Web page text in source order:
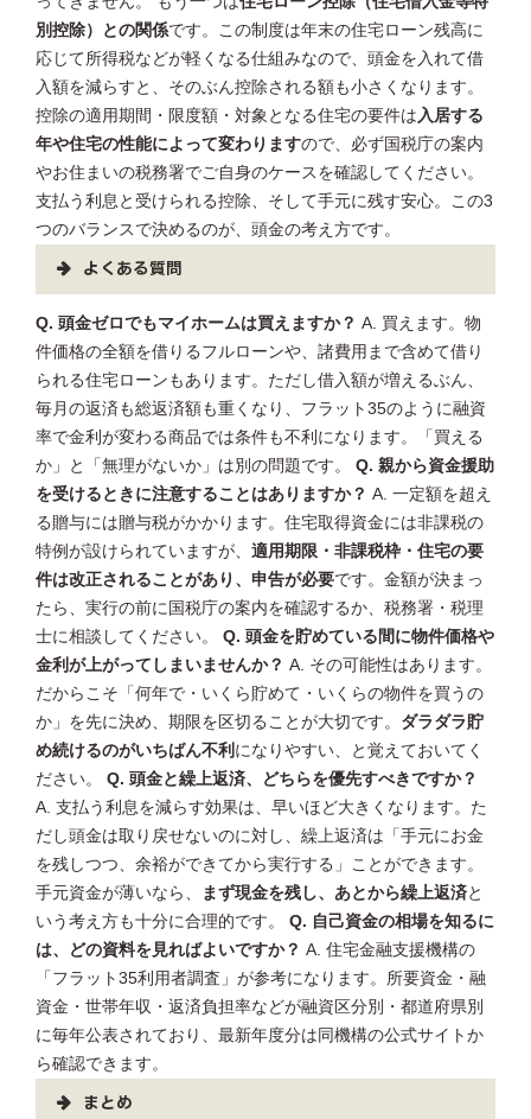
別控除）との関係です。この制度は年末の住宅ローン残高に
応じて所得税などが軽くなる仕組みなので、頭金を入れて借
入額を減らすと、そのぶん控除される額も小さくなります。
控除の適用期間・限度額・対象となる住宅の要件は 入居する
年や住宅の性能によって変わりますので、必ず国税庁の案内
やお住まいの税務署でご自身のケースを確認してください。
支払う利息と受けられる控除、そして手元に残す安心。この3
つのバランスで決めるのが、頭金の考え方です。
よくある質問
Q. 頭金ゼロでもマイホームは買えますか？ A. 買えます。物
件価格の全額を借りるフルローンや、諸費用まで含めて借り
られる住宅ローンもあります。ただし借入額が増えるぶん、
毎月の返済も総返済額も重くなり、フラット35のように融資
率で金利が変わる商品では条件も不利になります。「買える
か」と「無理がないか」は別の問題です。 Q. 親から資金援助
を受けるときに注意することはありますか？ A. 一定額を超え
る贈与には贈与税がかかります。住宅取得資金には非課税の
特例が設けられていますが、 適用期限・非課税枠・住宅の要
件は改正されることがあり、申告が必要です。金額が決まっ
たら、実行の前に国税庁の案内を確認するか、税務署・税理
士に相談してください。 Q. 頭金を貯めている間に物件価格や
金利が上がってしまいませんか？ A. その可能性はあります。
だからこそ「何年で・いくら貯めて・いくらの物件を買うの
か」を先に決め、期限を区切ることが大切です。 ダラダラ貯
め続けるのがいちばん不利 になりやすい、と覚えておいてく
ださい。 Q. 頭金と繰上返済、どちらを優先すべきですか？
A. 支払う利息を減らす効果は、早いほど大きくなります。た
だし頭金は取り戻せないのに対し、繰上返済は「手元にお金
を残しつつ、余裕ができてから実行する」ことができます。
手元資金が薄いなら、
まず現金を残し、あとから繰上返済と
いう考え方も十分に合理的です。 Q. 自己資金の相場を知るに
は、どの資料を見ればよいですか？ A. 住宅金融支援機構の
「フラット35利用者調査」が参考になります。所要資金・融
資金・世帯年収・返済負担率などが融資区分別・都道府県別
に毎年公表されており、最新年度分は同機構の公式サイトか
ら確認できます。
まとめ